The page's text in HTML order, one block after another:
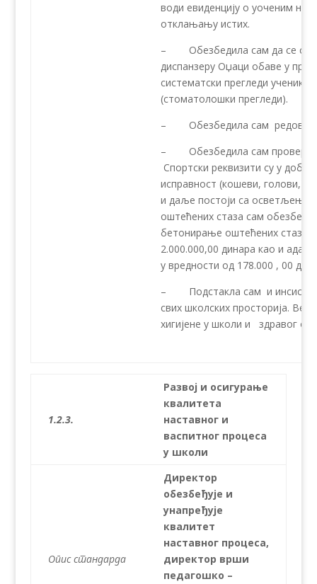
води евиденцију о уоченим
отклањању истих.
– Обезбедила сам да се
диспанзеру Оџаци обаве у
систематски прегледи
(стоматолошки прегледи).
– Обезбедила сам редовну
– Обезбедила сам проверу
Спортски реквизити су у
исправност
и даље постоји са
оштећених стаза сам
бетонирање оштећених стаза
2.000.000,00 динара као и
у вредности од 178.000 , 00
– Подстакла сам и
свих школских просторија.
хигијене у школи и здравог
1.2.3.
Развој и осигурање
квалитета
наставног и
васпитног процеса
у школи
Опис стандарда
Директор
обезбеђује и
унапређује
квалитет
наставног процеса,
директор врши
педагошко –